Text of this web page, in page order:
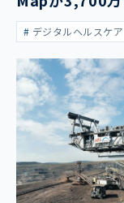
デジタルヘルスケア